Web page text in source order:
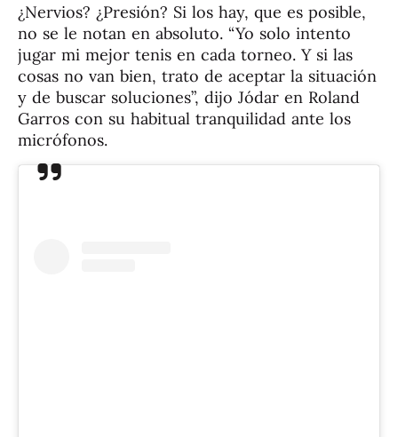
¿Nervios? ¿Presión? Si los hay, que es posible,
no se le notan en absoluto. “Yo solo intento
jugar mi mejor tenis en cada torneo. Y si las
cosas no van bien, trato de aceptar la situación
y de buscar soluciones”, dijo Jódar en Roland
Garros con su habitual tranquilidad ante los
micrófonos.